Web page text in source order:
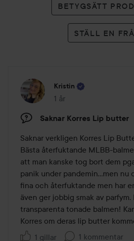
BETYGSÄTT
STÄLL EN
Kristin
1 år
Inlägget skapades 1 år
Saknar Korres Lip butter
Saknar verkligen Korres Lip
Bästa återfuktande MLBB-
att man kanske tog bort dem
panik under pandemin…men nu
fina och återfuktande men har
även ger jobbig smak av
transparenta tonade balmen!
Korres om deras lip butter
1 gillar
1 kommentar